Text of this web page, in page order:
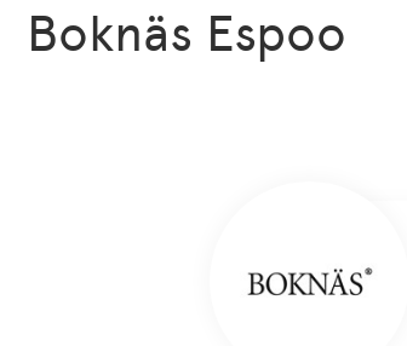
Boknäs Espoo